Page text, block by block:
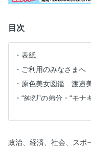
目次
表紙
ご利用のみなさまへ
原色美女図鑑 渡邉
“純烈”の弟分・“モナ
推して推されて 中丸
政治、経済、社会、スポ